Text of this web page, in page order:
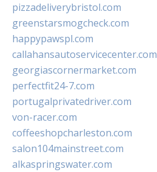
pizzadeliverybristol.com
greenstarsmogcheck.com
happypawspl.com
callahansautoservicecenter.com
georgiascornermarket.com
perfectfit24-7.com
portugalprivatedriver.com
von-racer.com
coffeeshopcharleston.com
salon104mainstreet.com
alkaspringswater.com